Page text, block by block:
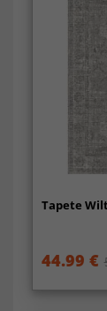
Tapete
44.99 €